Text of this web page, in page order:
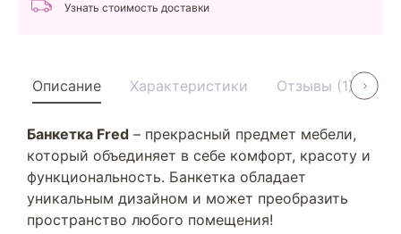
Узнать стоимость доставки
Описание Характеристики Отзывы (1)
Банкетка Fred – прекрасный предмет мебели,
который объединяет в себе комфорт, красоту и
функциональность. Банкетка обладает
уникальным дизайном и может преобразить
пространство любого помещения!